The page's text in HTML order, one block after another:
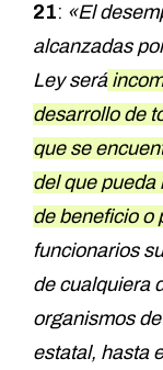
21: «El
alcanzadas
Ley será
desarrollo de
que se
del que pueda
de beneficio o
funcionarios
de cualquiera
organismos
estatal, hasta